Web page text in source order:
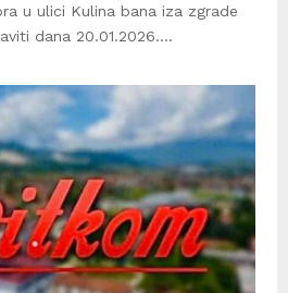
u ulici Kulina bana iza zgrade
dana 20.01.2026....